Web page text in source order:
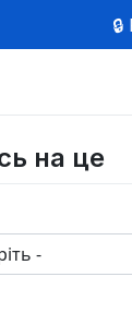
на це